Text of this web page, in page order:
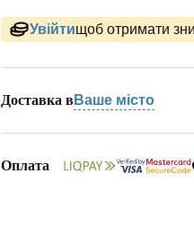
Увійтищоб отримати
Доставка в Ваше місто
Оплата